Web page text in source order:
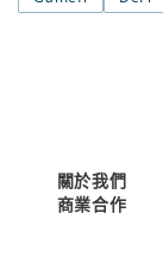
關於我們
商業合作